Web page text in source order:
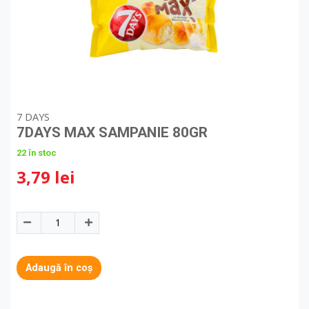
7 DAYS
7DAYS MAX SAMPANIE 80GR
22 în stoc
3,79 lei
Adaugă în coș